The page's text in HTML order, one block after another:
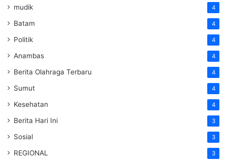
mudik 4
Batam 4
Politik 4
Anambas 4
Berita Olahraga Terbaru 4
Sumut 4
Kesehatan 4
Berita Hari Ini 3
Sosial 3
REGIONAL 3